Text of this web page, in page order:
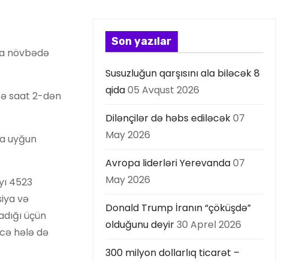
növbədə
saat 2-dən
uyğun
4523
və
üçün
hələ də
Son yazılar
Susuzluğun qarşısını ala biləcək 8
qida05 Avqust 2026
Dilənçilər də həbs ediləcək07
May 2026
Avropa liderləri Yerevanda07
May 2026
Donald Trump İranın “çöküşdə”
olduğunu deyir30 Aprel 2026
300 milyon dollarlıq ticarət –